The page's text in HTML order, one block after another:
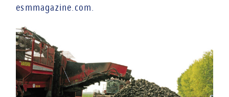
esmmagazine.com.